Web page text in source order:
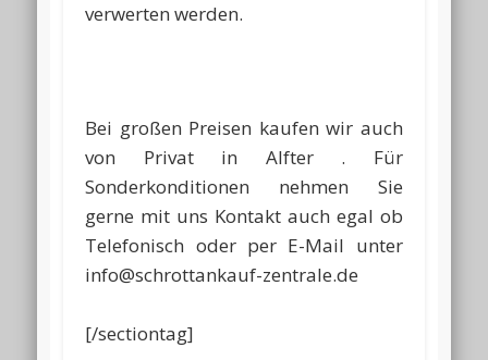
verwerten werden.
Bei großen Preisen kaufen wir auch
von Privat in Alfter . Für
Sonderkonditionen nehmen Sie
gerne mit uns Kontakt auch egal ob
Telefonisch oder per E-Mail unter
info@schrottankauf-zentrale.de
[/sectiontag]